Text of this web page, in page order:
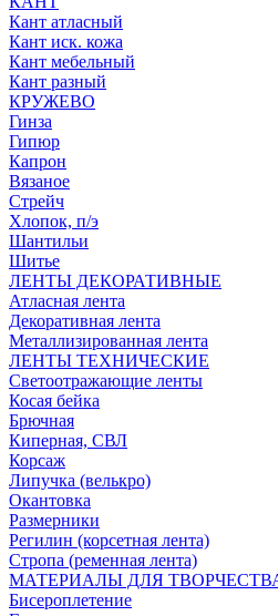
Кант атласный
Кант иск. кожа
Кант мебельный
Кант разный
КРУЖЕВО
Гинза
Гипюр
Капрон
Вязаное
Стрейч
Хлопок, п/э
Шантильи
Шитье
ЛЕНТЫ ДЕКОРАТИВНЫЕ
Атласная лента
Декоративная лента
Металлизированная лента
ЛЕНТЫ ТЕХНИЧЕСКИЕ
Светоотражающие ленты
Косая бейка
Брючная
Киперная, СВЛ
Корсаж
Липучка (велькро)
Окантовка
Размерники
Регилин (корсетная лента)
Стропа (ременная лента)
МАТЕРИАЛЫ ДЛЯ
Бисероплетение